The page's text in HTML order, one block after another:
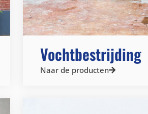
Vochtbestrijding
Naar de producten